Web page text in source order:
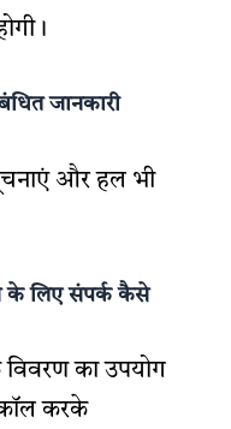
जानकारी
और हल भी
के लिए संपर्क कैसे
विवरण का उपयोग
करके